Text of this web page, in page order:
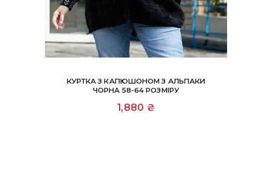
КУРТКА З КАПЮШОНОМ З АЛЬПАКИ
ЧОРНА 58-64 РОЗМІРУ
1,880 ₴